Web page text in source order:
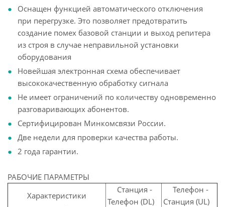
Оснащен функцией автоматического отключения
при перегрузке. Это позволяет предотвратить
создание помех базовой станции и выход репитера
из строя в случае неправильной установки
оборудования
Новейшая электронная схема обеспечивает
высококачественную обработку сигнала
Не имеет ограничений по количеству одновременно
разговаривающих абонентов.
Сертифицирован Минкомсвязи России.
Две недели для проверки качества работы.
2 года гарантии.
РАБОЧИЕ ПАРАМЕТРЫ
Характеристики
Станция -
Телефон (DL)
Телефон -
Станция (UL)